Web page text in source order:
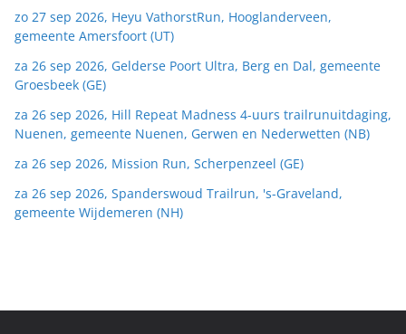
zo 27 sep 2026, Heyu VathorstRun, Hooglanderveen,
gemeente Amersfoort (UT)
za 26 sep 2026, Gelderse Poort Ultra, Berg en Dal, gemeente
Groesbeek (GE)
za 26 sep 2026, Hill Repeat Madness 4-uurs trailrunuitdaging,
Nuenen, gemeente Nuenen, Gerwen en Nederwetten (NB)
za 26 sep 2026, Mission Run, Scherpenzeel (GE)
za 26 sep 2026, Spanderswoud Trailrun, 's-Graveland,
gemeente Wijdemeren (NH)